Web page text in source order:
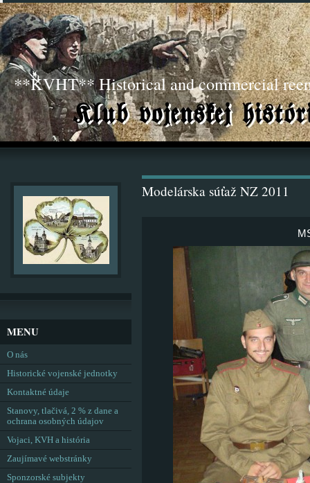
**KVHT** Historical and commercial
Modelárska súťaž NZ 2011
MENU
O nás
Historické vojenské jednotky
Kontaktné údaje
Stanovy, tlačivá, 2 % z dane a
ochrana osobných údajov
Vojaci, KVH a história
Zaujímavé webstránky
Sponzorské subjekty